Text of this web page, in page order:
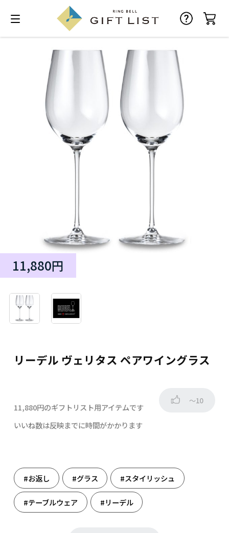
リーデル ヴェリタス ペアワイングラス
11,880円
11,880円のギフトリスト用アイテムです
～10
いいね数は反映までに時間がかかります
#お返し #グラス #スタイリッシュ
#テーブルウェア #リーデル